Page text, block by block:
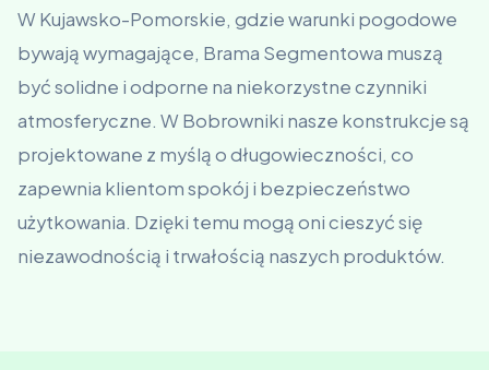
W Kujawsko-Pomorskie, gdzie warunki pogodowe
bywają wymagające, Brama Segmentowa muszą
być solidne i odporne na niekorzystne czynniki
atmosferyczne. W Bobrowniki nasze konstrukcje są
projektowane z myślą o długowieczności, co
zapewnia klientom spokój i bezpieczeństwo
użytkowania. Dzięki temu mogą oni cieszyć się
niezawodnością i trwałością naszych produktów.